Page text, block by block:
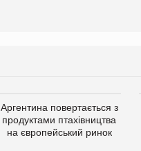
Аргентина повертається з
продуктами птахівництва
на європейський ринок